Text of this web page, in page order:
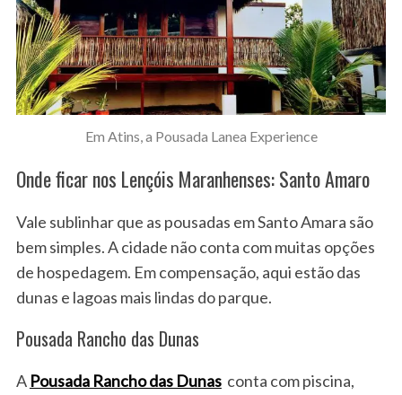
Em Atins, a Pousada Lanea Experience
Onde ficar nos Lençóis Maranhenses: Santo Amaro
Vale sublinhar que as pousadas em Santo Amara são
bem simples. A cidade não conta com muitas opções
de hospedagem. Em compensação, aqui estão das
dunas e lagoas mais lindas do parque.
Pousada Rancho das Dunas
A Pousada Rancho das Dunasconta com piscina,